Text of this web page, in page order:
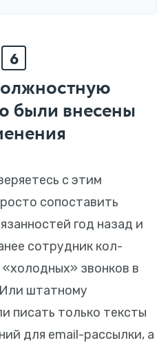
6
были внесены
с этим
сопоставить
год назад и
сотрудник кол-
звонков в
штатному
писать только тексты
для email-рассылки, а